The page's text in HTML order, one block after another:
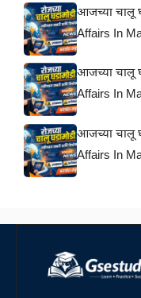
आजच्या चालू
Affairs In
आजच्या चालू
Affairs In
आजच्या चालू
Affairs In